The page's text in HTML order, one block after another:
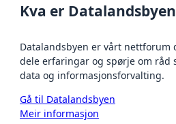
Kva er
Datalandsbyen er vårt nettforum
dele erfaringar og spørje om råd
data og informasjonsforvalting.
Gå til Datalandsbyen
Meir informasjon